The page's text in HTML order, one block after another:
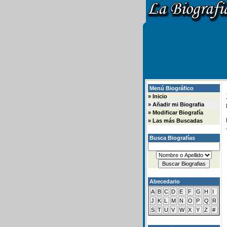
Menú Biográfico
» Inicio
» Añadir mi Biografia
» Modificar Biografía
» Las más Buscadas
Busca Biografías
Abecedario
A B C D E F G H
I
J
K L M N O P Q
R
S T U V W X Y Z #